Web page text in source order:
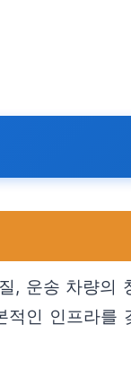
, 운송 차량의
인 인프라를